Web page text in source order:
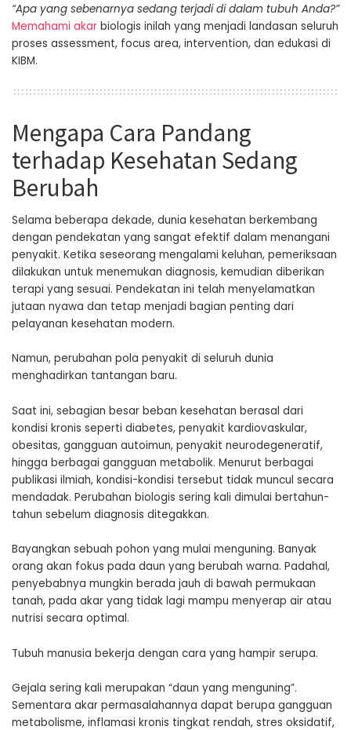
“Apa yang sebenarnya sedang terjadi di dalam tubuh Anda?”
Memahami akar biologis inilah yang menjadi landasan seluruh
proses assessment, focus area, intervention, dan edukasi di
KIBM.
Mengapa Cara Pandang
terhadap Kesehatan Sedang
Berubah
Selama beberapa dekade, dunia kesehatan berkembang
dengan pendekatan yang sangat efektif dalam menangani
penyakit. Ketika seseorang mengalami keluhan, pemeriksaan
dilakukan untuk menemukan diagnosis, kemudian diberikan
terapi yang sesuai. Pendekatan ini telah menyelamatkan
jutaan nyawa dan tetap menjadi bagian penting dari
pelayanan kesehatan modern.
Namun, perubahan pola penyakit di seluruh dunia
menghadirkan tantangan baru.
Saat ini, sebagian besar beban kesehatan berasal dari
kondisi kronis seperti diabetes, penyakit kardiovaskular,
obesitas, gangguan autoimun, penyakit neurodegeneratif,
hingga berbagai gangguan metabolik. Menurut berbagai
publikasi ilmiah, kondisi-kondisi tersebut tidak muncul secara
mendadak. Perubahan biologis sering kali dimulai bertahun-
tahun sebelum diagnosis ditegakkan.
Bayangkan sebuah pohon yang mulai menguning. Banyak
orang akan fokus pada daun yang berubah warna. Padahal,
penyebabnya mungkin berada jauh di bawah permukaan
tanah, pada akar yang tidak lagi mampu menyerap air atau
nutrisi secara optimal.
Tubuh manusia bekerja dengan cara yang hampir serupa.
Gejala sering kali merupakan “daun yang menguning”.
Sementara akar permasalahannya dapat berupa gangguan
metabolisme, inflamasi kronis tingkat rendah, stres oksidatif,